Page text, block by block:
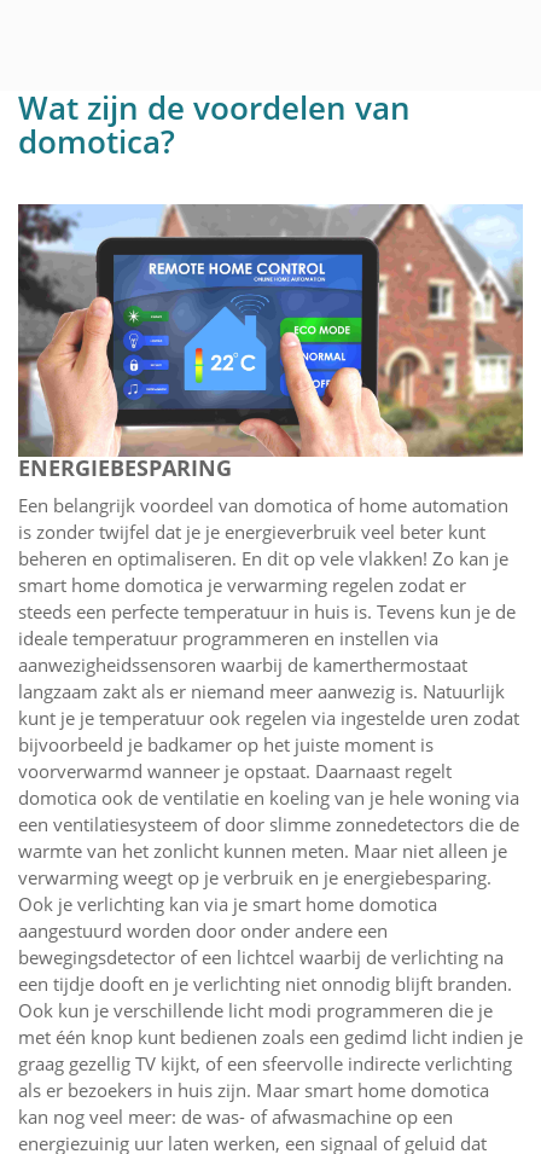
Wat zijn de voordelen van
domotica?
ENERGIEBESPARING
Een belangrijk voordeel van domotica of home automation
is zonder twijfel dat je je energieverbruik veel beter kunt
beheren en optimaliseren. En dit op vele vlakken! Zo kan je
smart home domotica je verwarming regelen zodat er
steeds een perfecte temperatuur in huis is. Tevens kun je de
ideale temperatuur programmeren en instellen via
aanwezigheidssensoren waarbij de kamerthermostaat
langzaam zakt als er niemand meer aanwezig is. Natuurlijk
kunt je je temperatuur ook regelen via ingestelde uren zodat
bijvoorbeeld je badkamer op het juiste moment is
voorverwarmd wanneer je opstaat. Daarnaast regelt
domotica ook de ventilatie en koeling van je hele woning via
een ventilatiesysteem of door slimme zonnedetectors die de
warmte van het zonlicht kunnen meten. Maar niet alleen je
verwarming weegt op je verbruik en je energiebesparing.
Ook je verlichting kan via je smart home domotica
aangestuurd worden door onder andere een
bewegingsdetector of een lichtcel waarbij de verlichting na
een tijdje dooft en je verlichting niet onnodig blijft branden.
Ook kun je verschillende licht modi programmeren die je
met één knop kunt bedienen zoals een gedimd licht indien je
graag gezellig TV kijkt, of een sfeervolle indirecte verlichting
als er bezoekers in huis zijn. Maar smart home domotica
kan nog veel meer: de was- of afwasmachine op een
energiezuinig uur laten werken, een signaal of geluid dat